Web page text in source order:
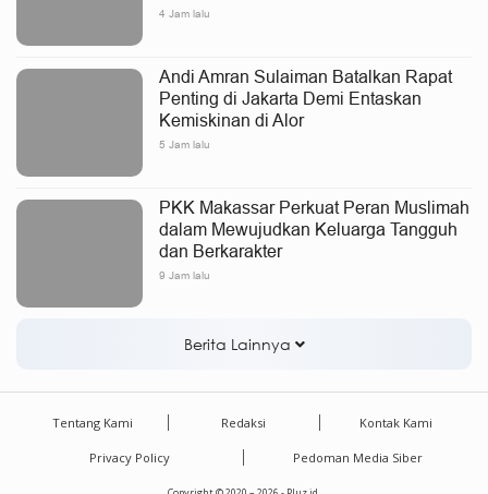
4 Jam lalu
Andi Amran Sulaiman Batalkan Rapat
Penting di Jakarta Demi Entaskan
Kemiskinan di Alor
5 Jam lalu
PKK Makassar Perkuat Peran Muslimah
dalam Mewujudkan Keluarga Tangguh
dan Berkarakter
9 Jam lalu
Berita Lainnya
Tentang Kami Redaksi Kontak Kami
Privacy Policy Pedoman Media Siber